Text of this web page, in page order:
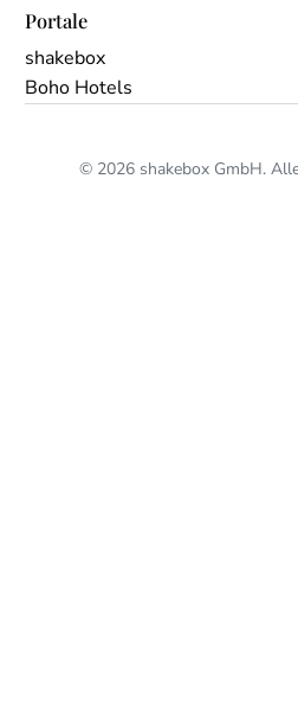
Portale
shakebox
Boho Hotels
© 2026 shakebox GmbH.